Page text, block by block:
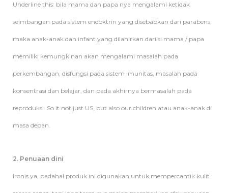
Underline this: bila mama dan papa nya mengalami ketidak
seimbangan pada sistem endoktrin yang disebabkan dari parabens,
maka anak-anak dan infant yang dilahirkan dari si mama / papa
memiliki kemungkinan akan mengalami masalah pada
perkembangan, disfungsi pada sistem imunitas, masalah pada
konsentrasi dan belajar, dan pada akhirnya bermasalah pada
reproduksi. So it not just US, but also our children atau anak-anak di
masa depan.
2. Penuaan dini
Ironis ya, padahal produk ini digunakan untuk mempercantik kulit